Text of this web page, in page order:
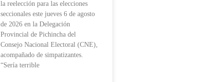
la reelección para las elecciones
seccionales este jueves 6 de agosto
de 2026 en la Delegación
Provincial de Pichincha del
Consejo Nacional Electoral (CNE),
acompañado de simpatizantes.
“Sería terrible